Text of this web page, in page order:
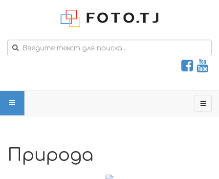
Природа